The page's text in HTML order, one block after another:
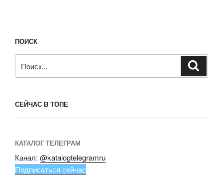
ПОИСК
СЕЙЧАС В ТОПЕ
КАТАЛОГ ТЕЛЕГРАМ
Канал: @katalogtelegramru
Подписаться сейчас